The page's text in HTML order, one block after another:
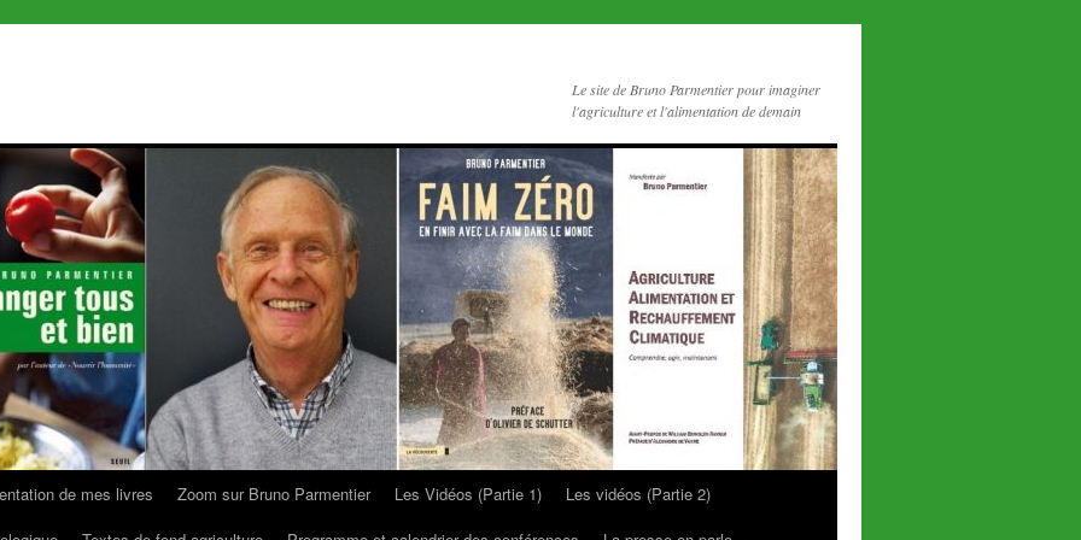
Le site de Bruno Parmentier pour imaginer
l'agriculture et l'alimentation de demain
de mes livres Zoom sur Bruno Parmentier Les Vidéos (Partie 1)
Les vidéos (Partie 2)